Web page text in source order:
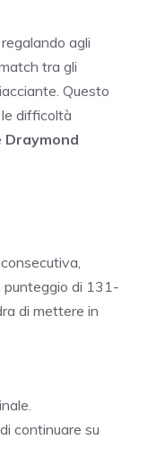
agli
tra gli
Questo
difficoltà
Draymond
punteggio di 131-
di mettere in
continuare su